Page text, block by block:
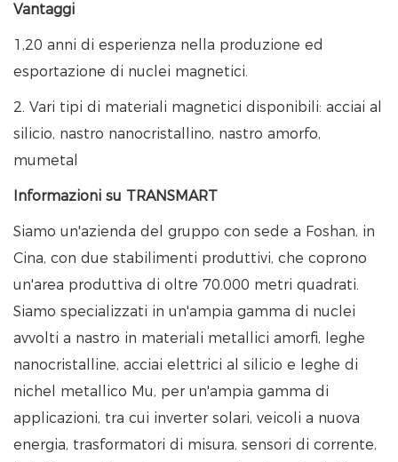
Vantaggi
1,20 anni di esperienza nella produzione ed
esportazione di nuclei magnetici.
2. Vari tipi di materiali magnetici disponibili: acciai al
silicio, nastro nanocristallino, nastro amorfo,
mumetal
Informazioni su TRANSMART
Siamo un'azienda del gruppo con sede a Foshan, in
Cina, con due stabilimenti produttivi, che coprono
un'area produttiva di oltre 70.000 metri quadrati.
Siamo specializzati in un'ampia gamma di nuclei
avvolti a nastro in materiali metallici amorfi, leghe
nanocristalline, acciai elettrici al silicio e leghe di
nichel metallico Mu, per un'ampia gamma di
applicazioni, tra cui inverter solari, veicoli a nuova
energia, trasformatori di misura, sensori di corrente,